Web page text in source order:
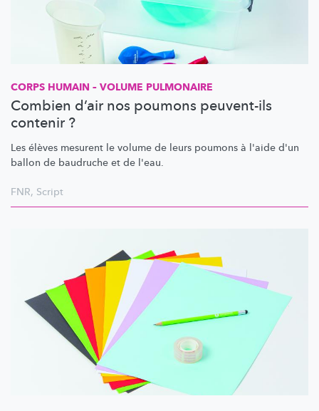
CORPS HUMAIN – VOLUME PULMONAIRE
Combien d’air nos poumons peuvent-ils
contenir ?
Les élèves mesurent le volume de leurs poumons à l'aide d'un
ballon de baudruche et de l'eau.
FNR, Script